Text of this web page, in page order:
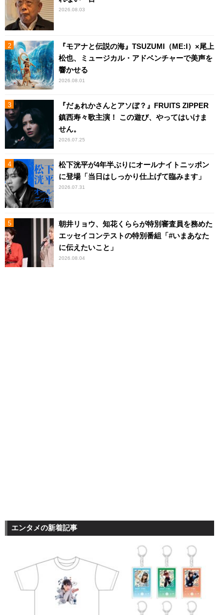
2026.08.03
『モアナと伝説の海』TSUZUMI（ME:I）×尾上
松也、ミュージカル・アドベンチャーで美声を
響かせる
2026.08.01
『だぁれかさんとアソぼ？』FRUITS ZIPPER
鎮西寿々歌主演！ この遊び、やってはいけま
せん。
2026.07.25
松下洸平が4年半ぶりにオールナイトニッポン
に登場「当日はしっかり仕上げて臨みます」
2026.07.31
朝井リョウ、知花くららが特別審査員を務めた
エッセイコンテストの特別番組「#いまあなた
に伝えたいこと」
2026.08.04
エンタメの新着記事